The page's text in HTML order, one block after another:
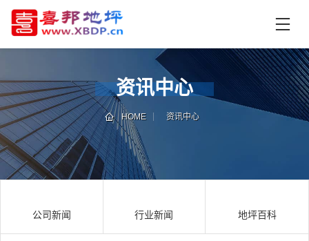
页
中
心
技
术
支
持
资
讯
中
例
资讯中心
HOME 资讯中心
公司新闻 行业新闻 地坪百科